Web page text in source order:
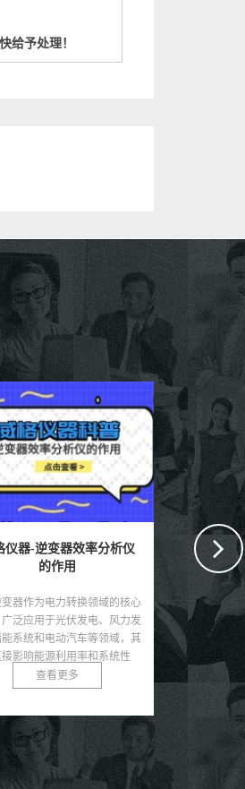
给予处理！
仪器-逆变器效率分析仪
的作用
变器作为电力转换领域的核心
泛应用于光伏发电、风力发
能系统和电动汽车等领域，其
影响能源利用率和系统性
着可再生能源的快速...
查看更多
威格仪器
引言随着可
速发展，储能
池，因其高能
为能源储存
在极端条件